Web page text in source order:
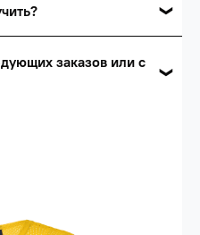
стоимости вашего
заказов за 6 месяцев -
заказов или с